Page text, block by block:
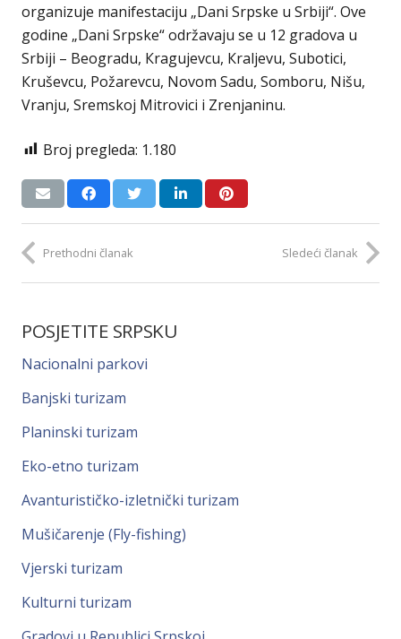
organizuje manifestaciju „Dani Srpske u Srbiji“. Ove
godine „Dani Srpske“ održavaju se u 12 gradova u
Srbiji – Beogradu, Кragujevcu, Кraljevu, Subotici,
Кruševcu, Požarevcu, Novom Sadu, Somboru, Nišu,
Vranju, Sremskoj Mitrovici i Zrenjaninu.
Broj pregleda: 1.180
Prethodni članak Sledeći članak
POSJETITE SRPSKU
Nacionalni parkovi
Banjski turizam
Planinski turizam
Eko-etno turizam
Avanturističko-izletnički turizam
Mušičarenje (Fly-fishing)
Vjerski turizam
Kulturni turizam